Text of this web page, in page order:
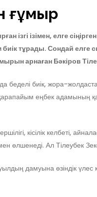
ғұмыр
ізгі ізімен, елге
тұрады. Сондай
арнаған Бәкіров
биік, жора-
еңбек адамының
кісілік келбеті,
өлшенеді. Ал Тілеубек
дамуына өзіндік